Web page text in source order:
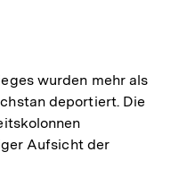
wurden mehr als
deportiert. Die
Aufsicht der